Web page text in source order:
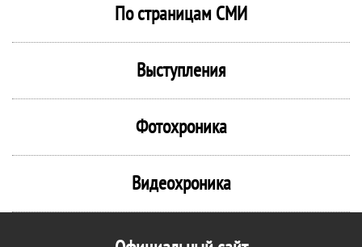
По страницам СМИ
Выступления
Фотохроника
Видеохроника